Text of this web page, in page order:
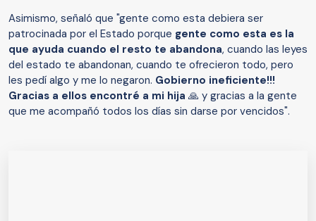
Asimismo, señaló que "gente como esta debiera ser
patrocinada por el Estado porque gente como esta es la
que ayuda cuando el resto te abandona, cuando las leyes
del estado te abandonan, cuando te ofrecieron todo, pero
les pedí algo y me lo negaron. Gobierno ineficiente!!!
Gracias a ellos encontré a mi hija 🙏 y gracias a la gente
que me acompañó todos los días sin darse por vencidos".